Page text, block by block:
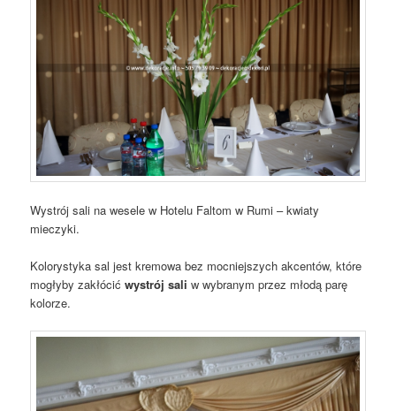
Wystrój sali na wesele w Hotelu Faltom w Rumi – kwiaty
mieczyki.
Kolorystyka sal jest kremowa bez mocniejszych akcentów, które
mogłyby zakłócićwystrój saliw wybranym przez młodą parę
kolorze.